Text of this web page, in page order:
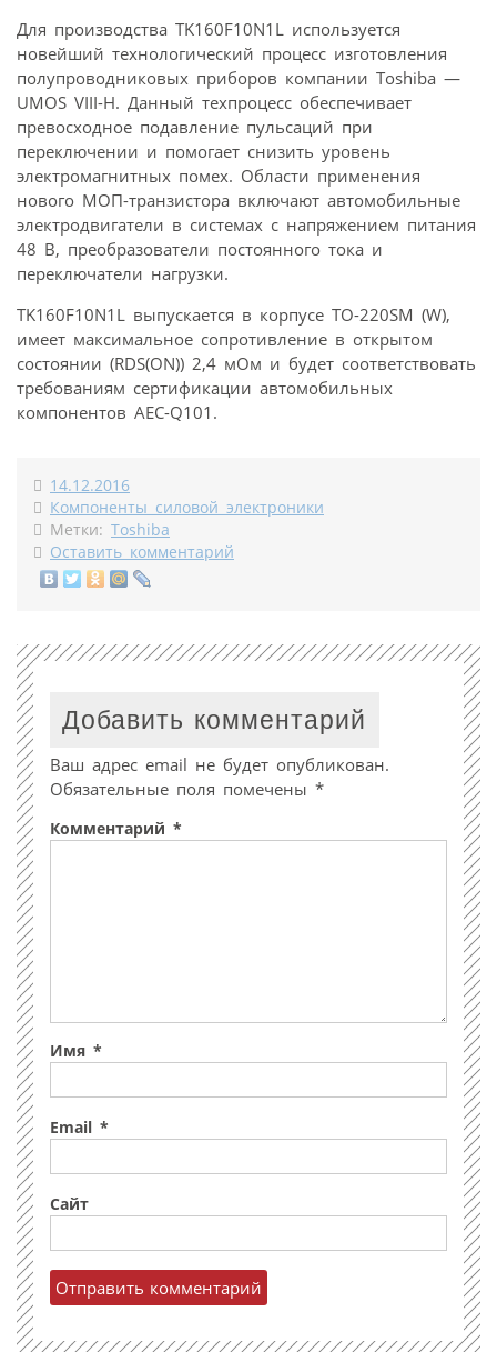
Для производства TK160F10N1L используется
новейший технологический процесс изготовления
полупроводниковых приборов компании Toshiba —
UMOS VIII-H. Данный техпроцесс обеспечивает
превосходное подавление пульсаций при
переключении и помогает снизить уровень
электромагнитных помех. Области применения
нового МОП-транзистора включают автомобильные
электродвигатели в системах с напряжением питания
48 В, преобразователи постоянного тока и
переключатели нагрузки.
TK160F10N1L выпускается в корпусе TO-220SM (W),
имеет максимальное сопротивление в открытом
состоянии (RDS(ON)) 2,4 мОм и будет соответствовать
требованиям сертификации автомобильных
компонентов AEC-Q101.
14.12.2016
Компоненты силовой электроники
Метки: Toshiba
Оставить комментарий
Добавить комментарий
Ваш адрес email не будет опубликован.
Обязательные поля помечены *
Комментарий *
Имя *
Email *
Сайт